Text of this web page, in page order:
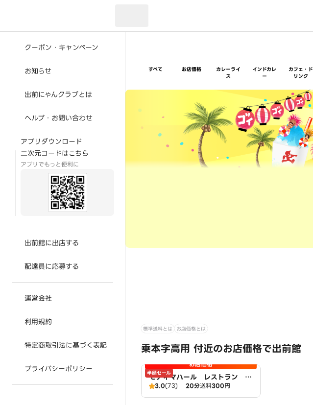
クーポン・キャンペーン
お知らせ
出前にゃんクラブとは
ヘルプ・お問い合わせ
アプリダウンロード
二次元コードはこちら
アプリでもっと便利に
出前館に出店する
配達員に応募する
運営会社
利用規約
特定商取引法に基づく表記
プライバシーポリシー
すべて お店価格
カレーライ
ス
インドカレ
ー
カフェ・ド
リンク
超ゴイゴイヤスー夏祭
標準送料とは お店価格とは
乗本字高用 付近のお店価格で出前館
半額セール
お店価格
モティマハール レストラン ア
ンドバー
3.0(73) 20分送料300円